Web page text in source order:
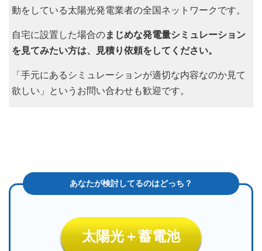
動をしている太陽光発電業者の全国ネットワークです。
自宅に設置した場合のまじめな発電量シミュレーション
を見てみたい方は、見積り依頼をしてください。
「手元にあるシミュレーションが適切な内容なのか見て
欲しい」というお問い合わせも歓迎です。
太陽光＋蓄電池